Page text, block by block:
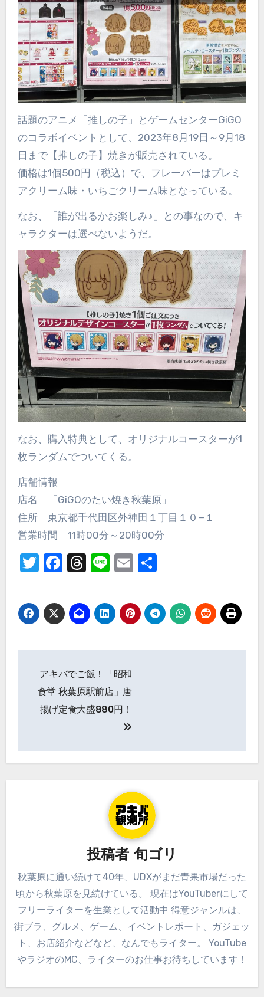
話題のアニメ「推しの子」とゲームセンターGiGO
のコラボイベントとして、2023年8月19日～9月18
日まで【推しの子】焼きが販売されている。
価格は1個500円（税込）で、フレーバーはプレミ
アクリーム味・いちごクリーム味となっている。
なお、「誰が出るかお楽しみ♪」との事なので、キ
ャラクターは選べないようだ。
なお、購入特典として、オリジナルコースターが1
枚ランダムでついてくる。
店舗情報
店名 「GiGOのたい焼き秋葉原」
住所 東京都千代田区外神田１丁目１０−１
営業時間 11時00分～20時00分
Twitter
Facebook
Threads
LineEmail
共
有
ゲ
アキバでご飯！「昭和
食堂 秋葉原駅前店」唐
揚げ定食大盛880円！
投稿者 旬ゴリ
秋葉原に通い続けて40年、UDXがまだ青果市場だった
頃から秋葉原を見続けている。 現在はYouTuberにして
フリーライターを生業として活動中 得意ジャンルは、
街ブラ、グルメ、ゲーム、イベントレポート、ガジェッ
ト、お店紹介などなど、なんでもライター。 YouTube
やラジオのMC、ライターのお仕事お待ちしています！